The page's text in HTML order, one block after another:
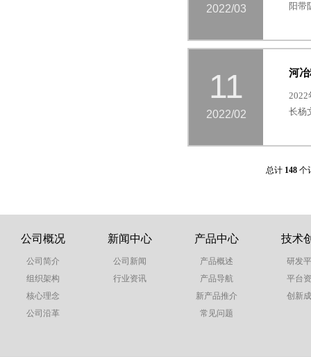
2022/03
阳带
11
2022/02
河
2022
长杨
总计 148 个
公司概况
公司简介
组织架构
核心理念
公司沿革
新闻中心
公司新闻
行业资讯
产品中心
产品概述
产品导航
新产品推介
常见问题
技术
研发
平台
创新